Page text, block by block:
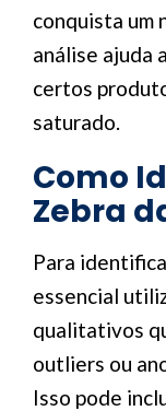
conquista um
análise ajuda
certos
saturado.
Como
Zebra
Para
essencial
qualitativos
outliers ou
Isso pode